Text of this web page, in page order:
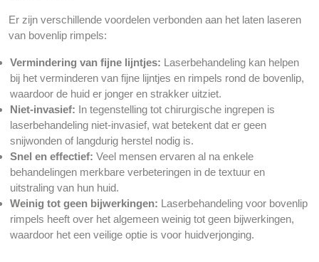
Er zijn verschillende voordelen verbonden aan het laten laseren
van bovenlip rimpels:
Vermindering van fijne lijntjes: Laserbehandeling kan helpen
bij het verminderen van fijne lijntjes en rimpels rond de bovenlip,
waardoor de huid er jonger en strakker uitziet.
Niet-invasief: In tegenstelling tot chirurgische ingrepen is
laserbehandeling niet-invasief, wat betekent dat er geen
snijwonden of langdurig herstel nodig is.
Snel en effectief: Veel mensen ervaren al na enkele
behandelingen merkbare verbeteringen in de textuur en
uitstraling van hun huid.
Weinig tot geen bijwerkingen: Laserbehandeling voor bovenlip
rimpels heeft over het algemeen weinig tot geen bijwerkingen,
waardoor het een veilige optie is voor huidverjonging.